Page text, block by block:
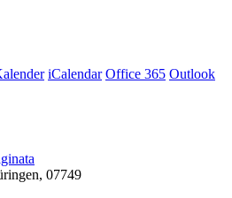
iCalendar Office 365 Outlook
07749